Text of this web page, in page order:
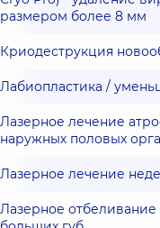
размером более 8 мм
Криодеструкция
Лабиопластика /
Лазерное лечение
наружных половых
Лазерное лечение
Лазерное